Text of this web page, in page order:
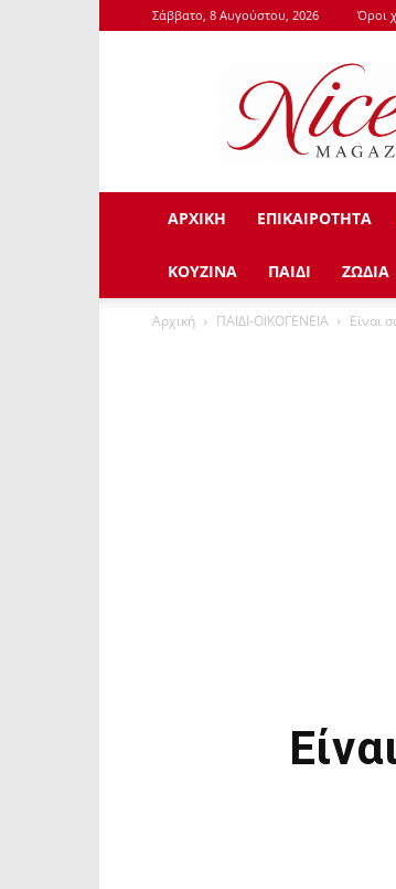
Σάββατο, 8 Αυγούστου, 2026 Όροι
ΑΡΧΙΚΗ ΕΠΙΚΑΙΡΟΤΗΤΑ
ΚΟΥΖΙΝΑ ΠΑΙΔΙ ΖΩΔΙΑ
Αρχική ΠΑΙΔΙ-ΟΙΚΟΓΕΝΕΙΑ Είναι